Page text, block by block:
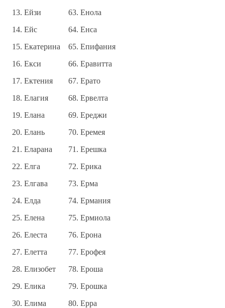
Ейзи
Ейс
Екатерина
Екси
Ектения
Елагия
Елана
Елань
Еларана
Елга
Елгава
Елда
Елена
Елеста
Елетта
Елизобет
Елика
Елима
Енола
Енса
Епифания
Еравитта
Ерато
Ервелта
Ереджи
Еремея
Ерешка
Ерика
Ерма
Ермания
Ермиола
Ерона
Ерофея
Ероша
Ерошка
Ерра